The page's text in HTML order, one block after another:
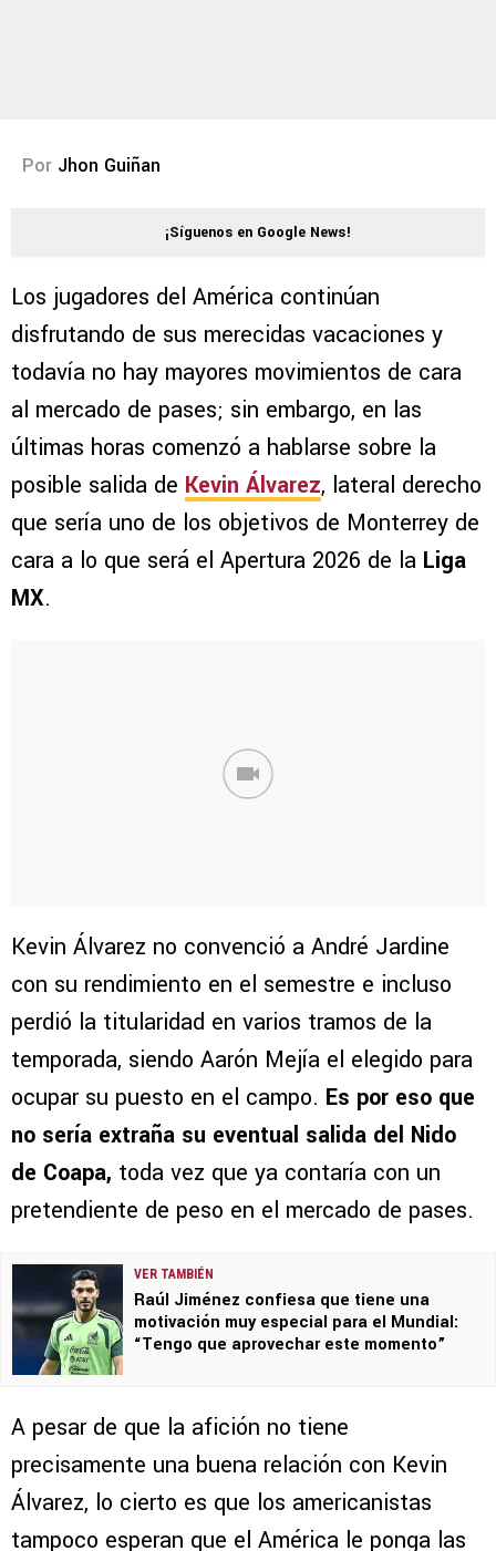
Por Jhon Guiñan
¡Síguenos en Google News!
Los jugadores del América continúan
disfrutando de sus merecidas vacaciones y
todavía no hay mayores movimientos de cara
al mercado de pases; sin embargo, en las
últimas horas comenzó a hablarse sobre la
posible salida de Kevin Álvarez, lateral derecho
que sería uno de los objetivos de Monterrey de
cara a lo que será el Apertura 2026 de la Liga
MX.
Kevin Álvarez no convenció a André Jardine
con su rendimiento en el semestre e incluso
perdió la titularidad en varios tramos de la
temporada, siendo Aarón Mejía el elegido para
ocupar su puesto en el campo. Es por eso que
no sería extraña su eventual salida del Nido
de Coapa, toda vez que ya contaría con un
pretendiente de peso en el mercado de pases.
VER TAMBIÉN
Raúl Jiménez confiesa que tiene una
motivación muy especial para el Mundial:
“Tengo que aprovechar este momento”
A pesar de que la afición no tiene
precisamente una buena relación con Kevin
Álvarez, lo cierto es que los americanistas
tampoco esperan que el América le ponga las